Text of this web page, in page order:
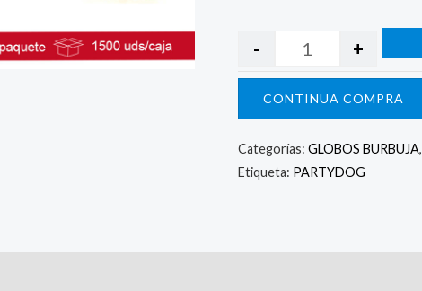
- +
CONTINUA COMPRA
Categorías: GLOBOS BURBUJA,
Etiqueta: PARTYDOG